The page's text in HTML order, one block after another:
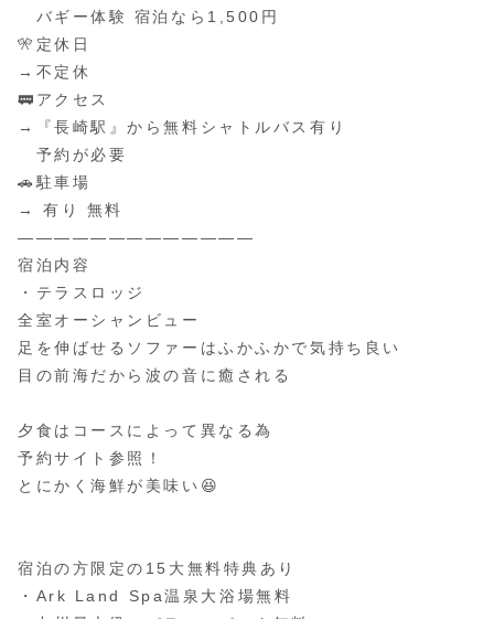
バギー体験 宿泊なら1,500円
🎌定休日
→不定休
🚃アクセス
→『長崎駅』から無料シャトルバス有り
予約が必要
🚗駐車場
→ 有り 無料
—————————————
宿泊内容
・テラスロッジ
全室オーシャンビュー
足を伸ばせるソファーはふかふかで気持ち良い
目の前海だから波の音に癒される
夕食はコースによって異なる為
予約サイト参照！
とにかく海鮮が美味い😆
宿泊の方限定の15大無料特典あり
・Ark Land Spa温泉大浴場無料